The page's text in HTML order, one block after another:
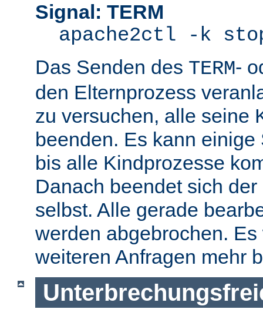
Signal: TERM
apache2ctl -k
Das Senden des TERM-
den Elternprozess
zu versuchen, alle seine
beenden. Es kann
bis alle Kindprozesse
Danach beendet sich
selbst. Alle gerade
werden abgebrochen.
weiteren Anfragen mehr